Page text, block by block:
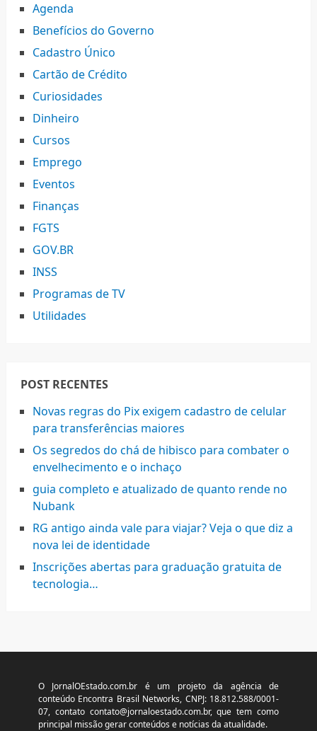
Agenda
Benefícios do Governo
Cadastro Único
Cartão de Crédito
Curiosidades
Dinheiro
Cursos
Emprego
Eventos
Finanças
FGTS
GOV.BR
INSS
Programas de TV
Utilidades
POST RECENTES
Novas regras do Pix exigem cadastro de celular
para transferências maiores
Os segredos do chá de hibisco para combater o
envelhecimento e o inchaço
guia completo e atualizado de quanto rende no
Nubank
RG antigo ainda vale para viajar? Veja o que diz a
nova lei de identidade
Inscrições abertas para graduação gratuita de
tecnologia…
O JornalOEstado.com.br é um projeto da agência de
conteúdo Encontra Brasil Networks, CNPJ: 18.812.588/0001-
07, contato contato@jornaloestado.com.br, que tem como
principal missão gerar conteúdos e notícias da atualidade.